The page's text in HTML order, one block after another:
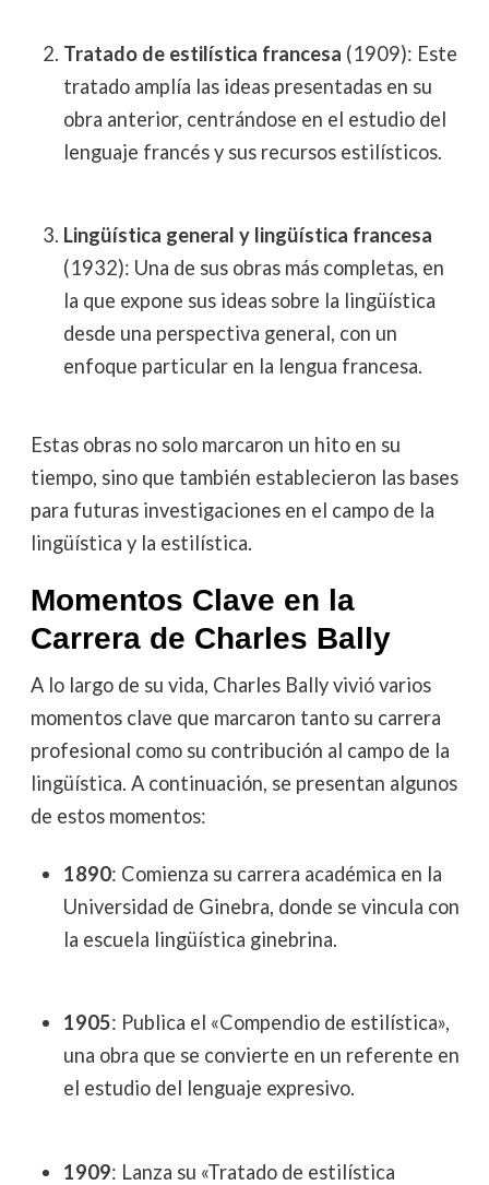
Tratado de estilística francesa (1909): Este
tratado amplía las ideas presentadas en su
obra anterior, centrándose en el estudio del
lenguaje francés y sus recursos estilísticos.
Lingüística general y lingüística francesa
(1932): Una de sus obras más completas, en
la que expone sus ideas sobre la lingüística
desde una perspectiva general, con un
enfoque particular en la lengua francesa.
Estas obras no solo marcaron un hito en su
tiempo, sino que también establecieron las bases
para futuras investigaciones en el campo de la
lingüística y la estilística.
Momentos Clave en la
Carrera de Charles Bally
A lo largo de su vida, Charles Bally vivió varios
momentos clave que marcaron tanto su carrera
profesional como su contribución al campo de la
lingüística. A continuación, se presentan algunos
de estos momentos:
1890: Comienza su carrera académica en la
Universidad de Ginebra, donde se vincula con
la escuela lingüística ginebrina.
1905: Publica el «Compendio de estilística»,
una obra que se convierte en un referente en
el estudio del lenguaje expresivo.
1909: Lanza su «Tratado de estilística